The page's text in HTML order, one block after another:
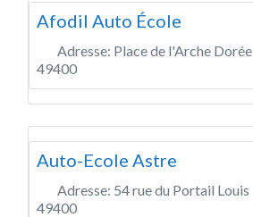
Afodil Auto École
Adresse: Place de l'Arche Dorée
49400
Auto-Ecole Astre
Adresse: 54 rue du Portail Louis
49400